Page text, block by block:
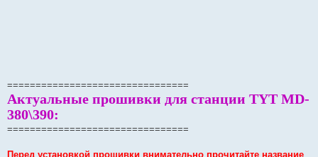
================================
Актуальные прошивки для станции TYT MD-
380\390:
================================
Перед установкой прошивки внимательно прочитайте название